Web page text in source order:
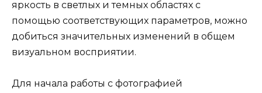
яркость в светлых и темных областях с
помощью соответствующих параметров, можно
добиться значительных изменений в общем
визуальном восприятии.
Для начала работы с фотографией